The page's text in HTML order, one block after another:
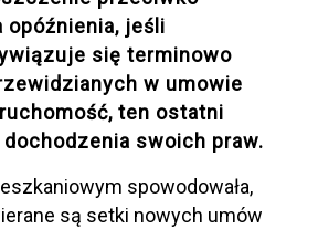
opóźnienia, jeśli
się terminowo
w umowie
ten ostatni
swoich praw.
spowodowała,
są setki nowych umów